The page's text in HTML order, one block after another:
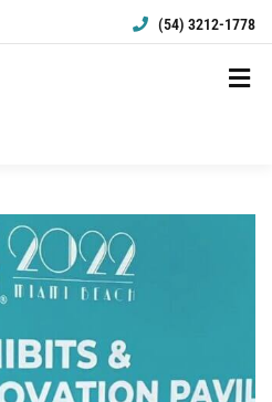
(54) 3212-1778